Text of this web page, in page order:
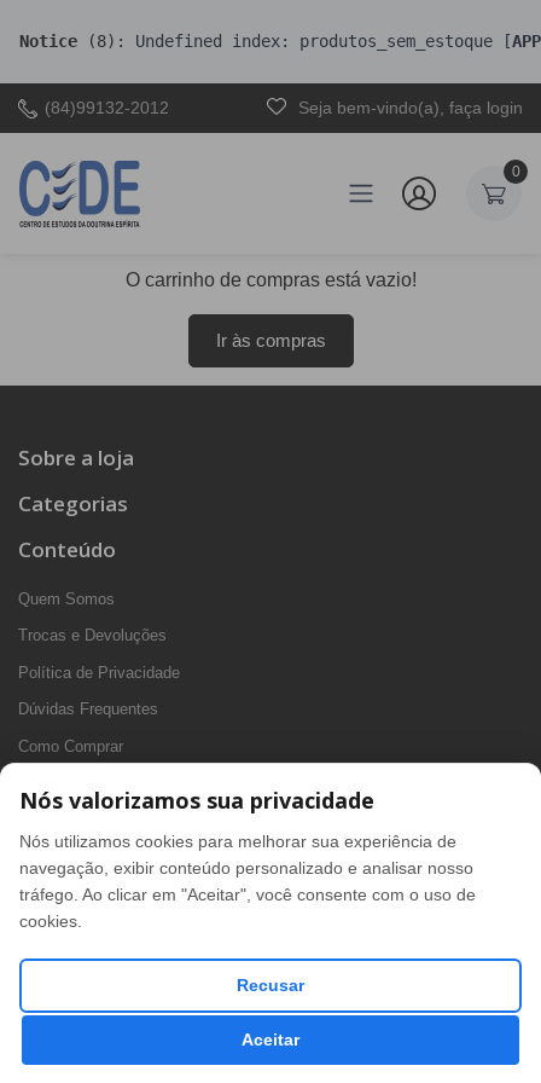
Notice (8) : Undefined index: produtos_sem_estoque [
(84)99132-2012 Seja bem-vindo(a), faça login
0
O carrinho de compras está vazio!
Ir às compras
Sobre a loja
Categorias
Conteúdo
Quem Somos
Trocas e Devoluções
Política de Privacidade
Dúvidas Frequentes
Como Comprar
Segurança
CEDE - CNPJ: 04.242.556/0001-45 © Todos os direitos
reservados. 2026
Nós valorizamos sua privacidade
Nós utilizamos cookies para melhorar sua experiência de
navegação, exibir conteúdo personalizado e analisar nosso
tráfego. Ao clicar em "Aceitar", você consente com o uso de
cookies.
Recusar
Aceitar